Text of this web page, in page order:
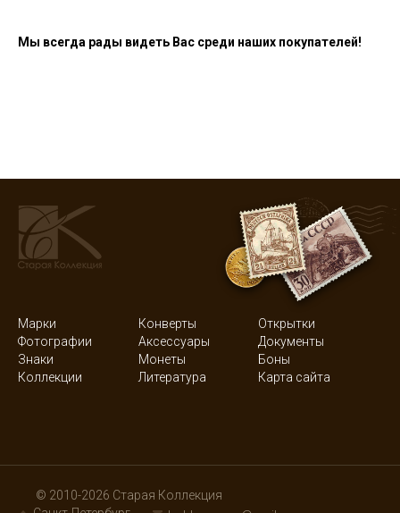
Мы всегда рады видеть Вас среди наших покупателей!
Марки Конверты
Открытки
Фотографии
Аксессуары
Документы
Знаки
Монеты
Боны
Коллекции
Литература Карта сайта
© 2010-2026 Старая Коллекция